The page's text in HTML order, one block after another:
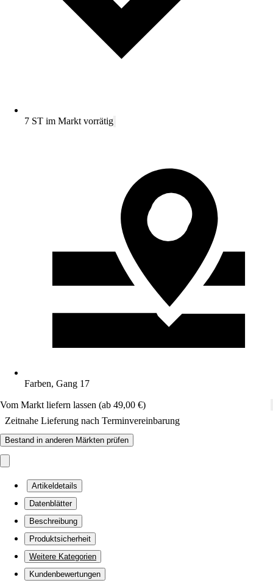
7 ST im Markt vorrätig
Farben, Gang 17
Vom Markt liefern lassen (ab 49,00 €)
Zeitnahe Lieferung nach Terminvereinbarung
Bestand in anderen Märkten prüfen
Artikeldetails
Datenblätter
Beschreibung
Produktsicherheit
Weitere Kategorien
Kundenbewertungen